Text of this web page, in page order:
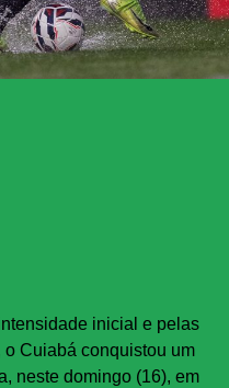
inicial e pelas
Cuiabá conquistou um
neste domingo (16), em